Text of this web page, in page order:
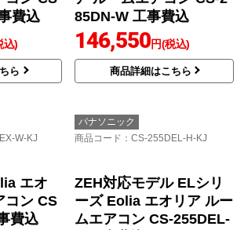
ら
W-KJ
エオ
ン CS
込)
ら
パナソニック
商品コード：CS-285DN-W-KJ
Nシリーズ Eolia エオリ
ア ルームエアコン CS-2
146,550円(税込)
商品詳細はこちら